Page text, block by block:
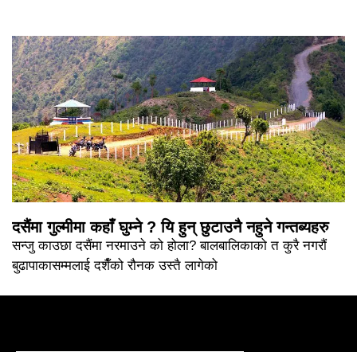
दसैंमा गुल्मीमा कहाँ घुम्ने ? यि हुन् छुटाउनै नहुने गन्तब्यहरु
सन्जु काउछा दसैंमा नरमाउने को होला? बालबालिकाको त कुरै नगरौं
बुढापाकासम्मलाई दशैँको रौनक उस्तै लागेको